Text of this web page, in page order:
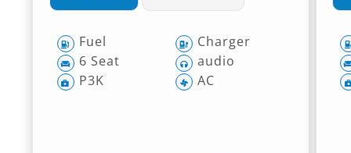
Fuel
6 Seat
P3K
Charger
audio
AC